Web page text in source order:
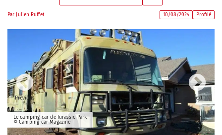
Par Julien Ruffet 10/08/2024 Profilé
Previous
Le camping-car de Jurassic Park
© Camping-car Magazine
Next